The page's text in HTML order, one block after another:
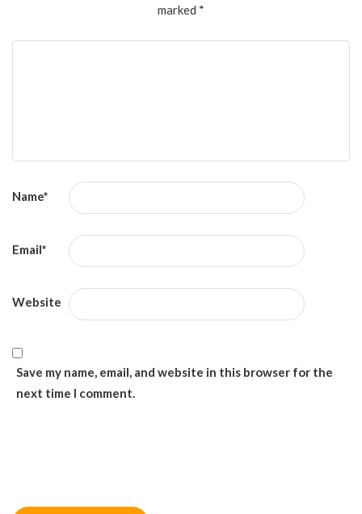
marked *
Name*
Email*
Website
Save my name, email, and website in this browser for the
next time I comment.